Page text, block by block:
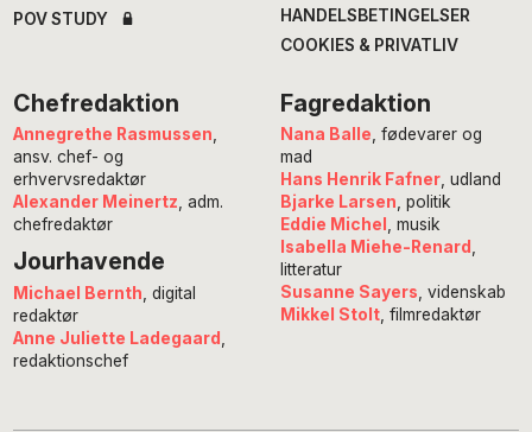
POV STUDY
HANDELSBETINGELSER
COOKIES & PRIVATLIV
Chefredaktion
Annegrethe Rasmussen,
ansv. chef- og
erhvervsredaktør
Alexander Meinertz, adm.
chefredaktør
Jourhavende
Michael Bernth , digital
redaktør
Anne Juliette Ladegaard
redaktionschef
Fagredaktion
Nana Balle, fødevarer og
mad
Hans Henrik Fafner, udland
Bjarke Larsen, politik
Eddie Michel , musik
Isabella Miehe-Renard ,
litteratur
Susanne Sayers, videnskab
Mikkel Stolt, filmredaktør